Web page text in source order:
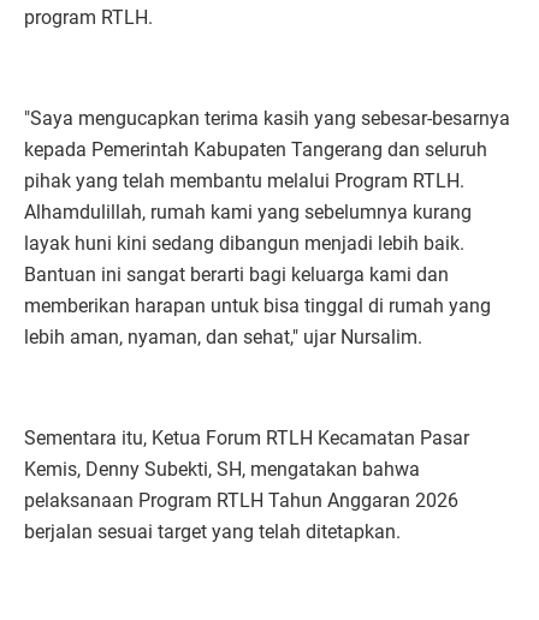
program RTLH.
"Saya mengucapkan terima kasih yang sebesar-besarnya
kepada Pemerintah Kabupaten Tangerang dan seluruh
pihak yang telah membantu melalui Program RTLH.
Alhamdulillah, rumah kami yang sebelumnya kurang
layak huni kini sedang dibangun menjadi lebih baik.
Bantuan ini sangat berarti bagi keluarga kami dan
memberikan harapan untuk bisa tinggal di rumah yang
lebih aman, nyaman, dan sehat," ujar Nursalim.
Sementara itu, Ketua Forum RTLH Kecamatan Pasar
Kemis, Denny Subekti, SH, mengatakan bahwa
pelaksanaan Program RTLH Tahun Anggaran 2026
berjalan sesuai target yang telah ditetapkan.